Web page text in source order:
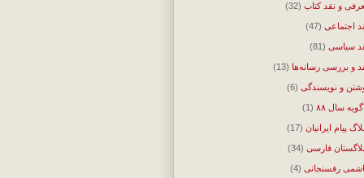
و نقد کتاب (32)
اجتماعی (47)
سیاسی (81)
و بررسی رسانه‌ها (13)
و نویسندگی (6)
سال ۸۸ (1)
پیام ایرانیان (17)
فارسی (34)
رفسنجانی (4)